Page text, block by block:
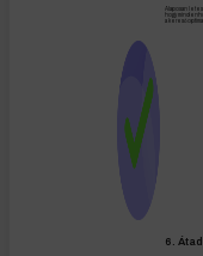
Alaposan
hogy
a
6.